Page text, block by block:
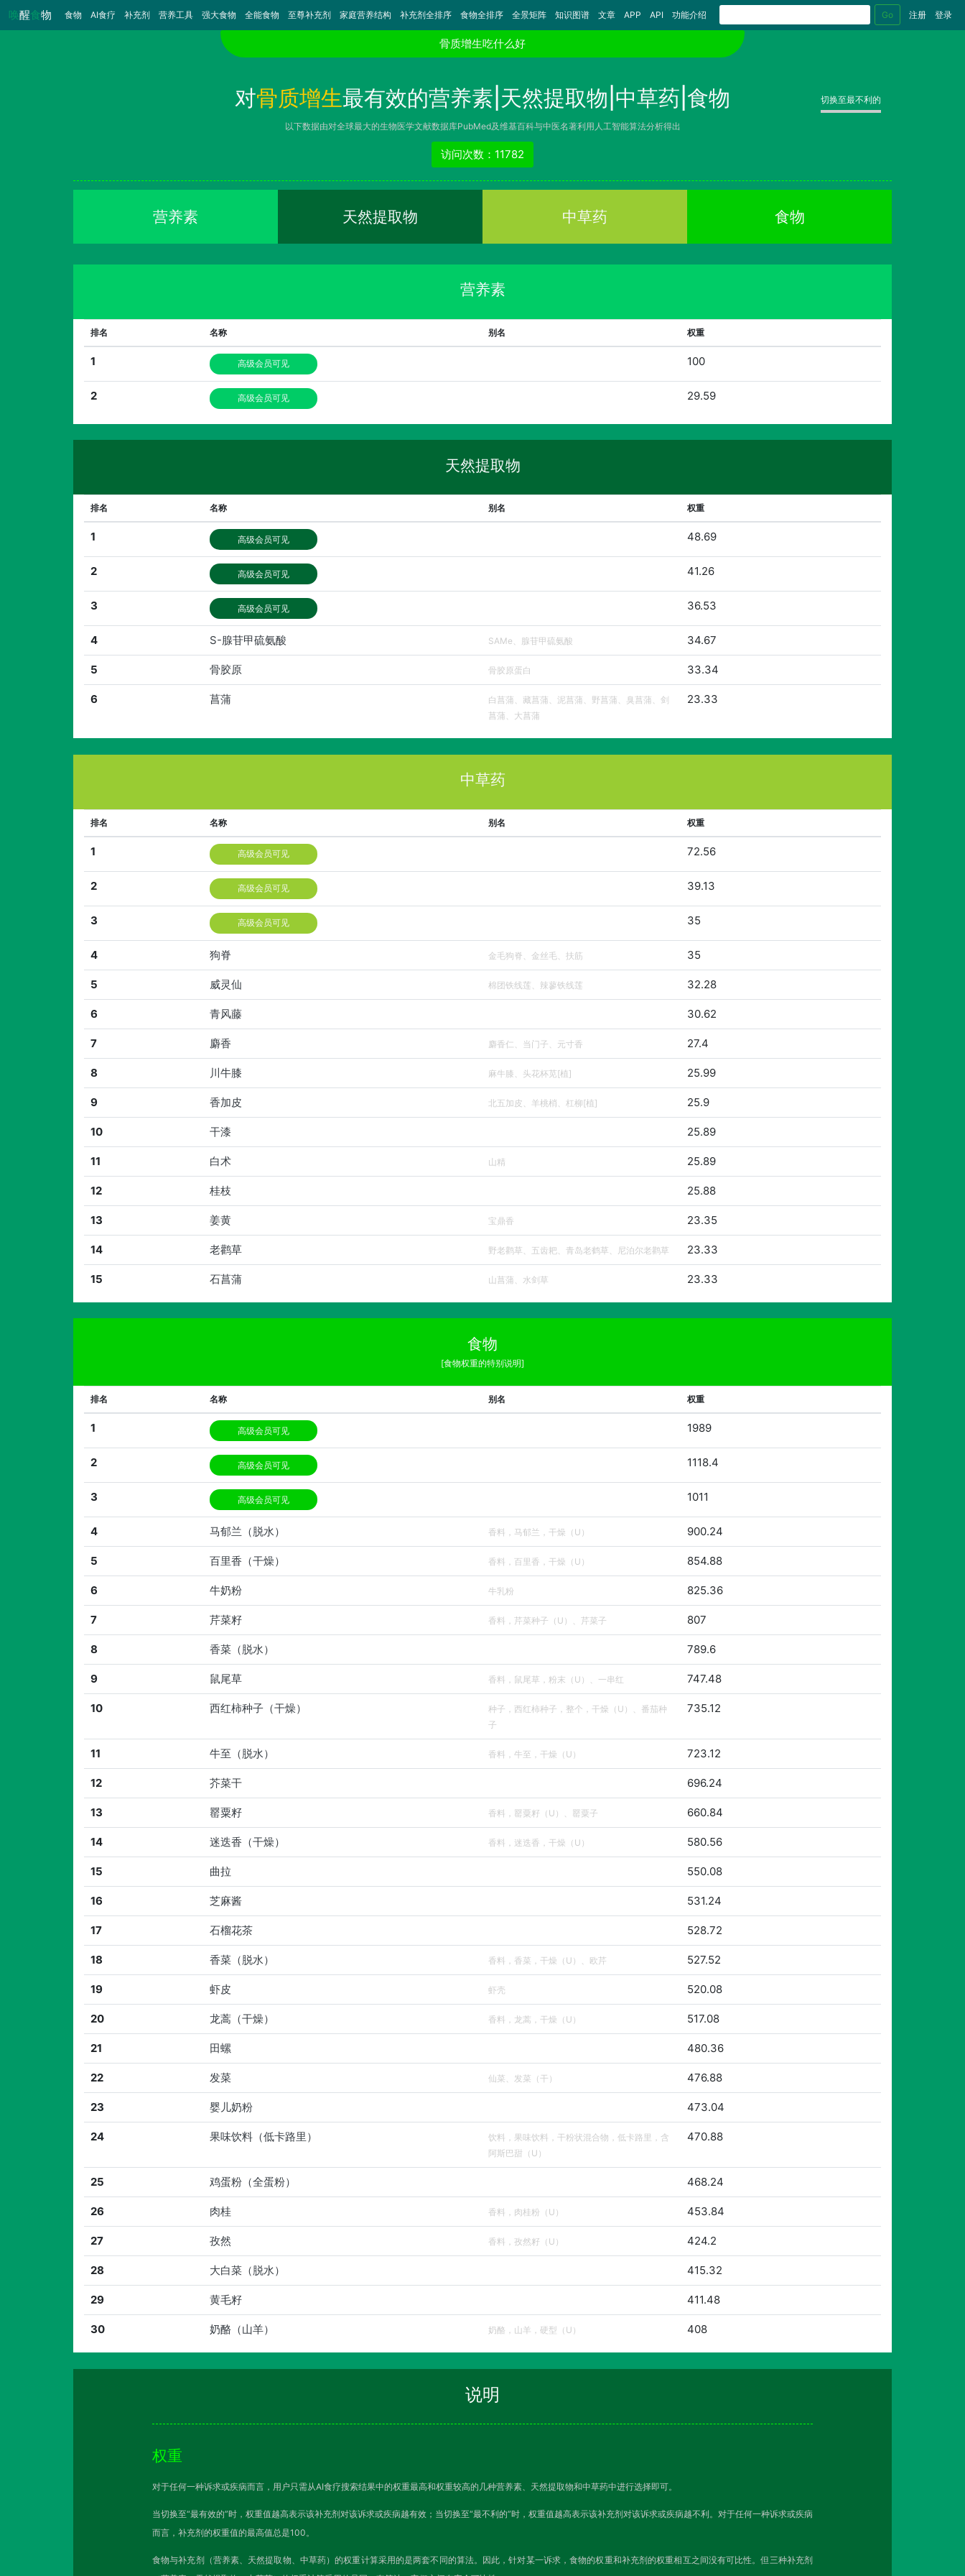
唤醒食物 食物 （当前）
AI食疗 补充剂 营养工具 强大食物 全能食物 至尊补充剂 家庭营养结构 补充剂全排序 食物全排序 全景矩阵 知识图谱 文章 APP API 功能介绍 Go 注册 登录
骨质增生吃什么好
对骨质增生最有效的营养素|天然提取物|中草药|食物 切换至最不利的
以下数据由对全球最大的生物医学文献数据库PubMed及维基百科与中医名著利用人工智能算法分析得出
访问次数：11782
营养素 天然提取物 中草药 食物
营养素
排名 名称 别名 权重
1 高级会员可见 100
2 高级会员可见 29.59
天然提取物
排名 名称 别名 权重
1 高级会员可见 48.69
2 高级会员可见 41.26
3 高级会员可见 36.53
4 S-腺苷甲硫氨酸 SAMe、腺苷甲硫氨酸 34.67
5 骨胶原 骨胶原蛋白 33.34
6 菖蒲
白菖蒲、藏菖蒲、泥菖蒲、野菖蒲、臭菖蒲、剑
菖蒲、大菖蒲
23.33
中草药
排名 名称 别名 权重
1 高级会员可见 72.56
2 高级会员可见 39.13
3 高级会员可见 35
4 狗脊 金毛狗脊、金丝毛、扶筋 35
5 威灵仙 棉团铁线莲、辣蓼铁线莲 32.28
6 青风藤 30.62
7 麝香 麝香仁、当门子、元寸香 27.4
8 川牛膝 麻牛膝、头花杯苋[植] 25.99
9 香加皮 北五加皮、羊桃梢、杠柳[植] 25.9
10 干漆 25.89
11 白术 山精 25.89
12 桂枝 25.88
13 姜黄 宝鼎香 23.35
14 老鹳草 野老鹳草、五齿耙、青岛老鹤草、尼泊尔老鹳草 23.33
15 石菖蒲 山菖蒲、水剑草 23.33
食物
[食物权重的特别说明]
排名 名称 别名 权重
1 高级会员可见 1989
2 高级会员可见 1118.4
3 高级会员可见 1011
4 马郁兰（脱水） 香料，马郁兰，干燥（U） 900.24
5 百里香（干燥） 香料，百里香，干燥（U） 854.88
6 牛奶粉 牛乳粉 825.36
7 芹菜籽 香料，芹菜种子（U）、芹菜子 807
8 香菜（脱水） 789.6
9 鼠尾草 香料，鼠尾草，粉末（U）、一串红 747.48
10 西红柿种子（干燥）
种子，西红柿种子，整个，干燥（U）、番茄种
子
735.12
11 牛至（脱水） 香料，牛至，干燥（U） 723.12
12 芥菜干 696.24
13 罂粟籽 香料，罂粟籽（U）、罂粟子 660.84
14 迷迭香（干燥） 香料，迷迭香，干燥（U） 580.56
15 曲拉 550.08
16 芝麻酱 531.24
17 石榴花茶 528.72
18 香菜（脱水） 香料，香菜，干燥（U）、欧芹 527.52
19 虾皮 虾壳 520.08
20 龙蒿（干燥） 香料，龙蒿，干燥（U） 517.08
21 田螺 480.36
22 发菜 仙菜、发菜（干） 476.88
23 婴儿奶粉 473.04
24 果味饮料（低卡路里）
饮料，果味饮料，干粉状混合物，低卡路里，含
阿斯巴甜（U）
470.88
25 鸡蛋粉（全蛋粉） 468.24
26 肉桂 香料，肉桂粉（U） 453.84
27 孜然 香料，孜然籽（U） 424.2
28 大白菜（脱水） 415.32
29 黄毛籽 411.48
30 奶酪（山羊） 奶酪，山羊，硬型（U） 408
说明
权重
对于任何一种诉求或疾病而言，用户只需从AI食疗搜索结果中的权重最高和权重较高的几种营养素、天然提取物和中草药中进行选择即可。
当切换至“最有效的”时，权重值越高表示该补充剂对该诉求或疾病越有效；当切换至“最不利的”时，权重值越高表示该补充剂对该诉求或疾病越不利。对于任何一种诉求或疾病
而言，补充剂的权重值的最高值总是100。
食物与补充剂（营养素、天然提取物、中草药）的权重计算采用的是两套不同的算法。因此，针对某一诉求，食物的权重和补充剂的权重相互之间没有可比性。但三种补充剂